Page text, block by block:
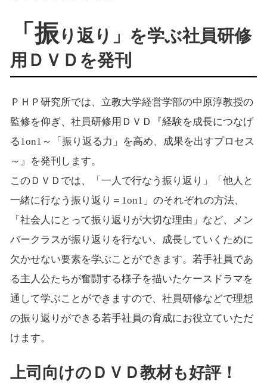
「振 り返り」を学ぶ社員研修
用ＤＶＤを発刊
ＰＨＰ研究所では、立教大学経営学部の中原淳教授の
監修を仰ぎ、社員研修用ＤＶＤ『経験を成長につなげ
る1on1～「振り返る力」を高め、成果を出すプロセス
～』を発刊します。
このＤＶＤでは、「一人で行なう振り返り」「他人と
一緒に行なう振り返り＝1on1」のそれぞれの方法、
「社会人にとって振り返りが大切な理由」など、メン
バークラスが振り返りを行ない、成長していくために
欠かせない要素を学ぶことができます。若手社員であ
る主人公たちが奮闘する様子を描いたケースドラマを
通して学ぶことができますので、社員研修などで理想
の振り返りができる若手社員の育成にお役立ていただ
けます。
上司向けのＤＶＤ教材も好評！